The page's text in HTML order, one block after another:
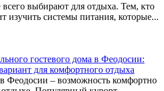
выбирают для отдыха. Тем, кто
изучить системы питания, которые...
гостевого дома в Феодосии:
для комфортного отдыха
Феодосии – возможность комфортно